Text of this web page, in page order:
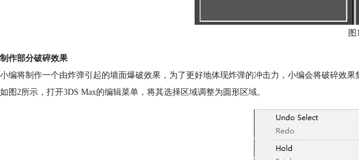
图
制作部分破碎效果
小编将制作一个由炸弹引起的墙面爆破效果，为了更好地体现炸弹的冲击力，小编会将破碎效
如图2所示，打开3DS Max的编辑菜单，将其选择区域调整为圆形区域。